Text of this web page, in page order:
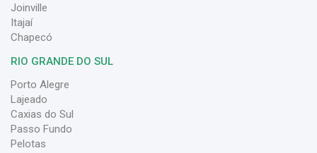
Joinville
Itajaí
Chapecó
RIO GRANDE DO SUL
Porto Alegre
Lajeado
Caxias do Sul
Passo Fundo
Pelotas